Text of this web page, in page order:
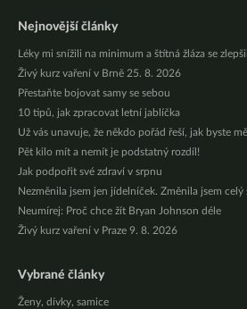
Nejnovější články
Léky mi snížili na minimum a štítná žláza se
Živý kurz vaření v Brně 25. 8. 2026
Přestaňte bojovat samy se sebou
10 tipů, jak zpracovat letní jablíčka
Už vás unavuje, že někdo pořád řeší, jak byste
Pět kilo mít a nemít je podstatný rozdíl!
Jak podpořit své zdraví v srpnu
Nezměnila jsem jen jídelníček. Změnila jsem celý
Neumírej: Proč chce žít Bryan Johnson déle
Živý kurz vaření v Praze 9. 8. 2026
Vybrané články
Ženy, dívky, samice